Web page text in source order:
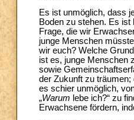
Es ist unmöglich, dass
Boden zu stehen. Es
Frage, die wir
junge Menschen
wir euch? Welche
ist es, junge Menschen
sowie
der Zukunft zu
es schier unmöglich,
„Warum lebe ich?“ zu
Erwachsene fördern,